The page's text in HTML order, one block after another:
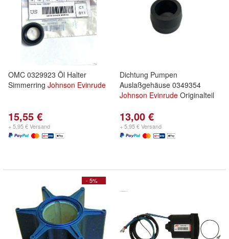
OMC 0329923 Öl Halter
Simmerring Johnson Evinrude
15,55 €
+ 5,95 € Versand
Dichtung Pumpen
Auslaßgehäuse 0349354
Johnson Evinrude Originalteil
13,00 €
+ 5,95 € Versand
- 5%